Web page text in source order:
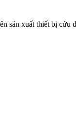
xuất thiết bị cứu